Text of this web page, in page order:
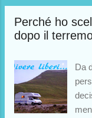
Perché ho
dopo il
Da